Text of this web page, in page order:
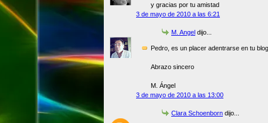
y gracias por tu amistad
3 de mayo de 2010 a las 6:21
M. Angel dijo...
Pedro, es un placer adentrarse en tu
Abrazo sincero
M. Ángel
3 de mayo de 2010 a las 13:00
Clara Schoenborn dijo...